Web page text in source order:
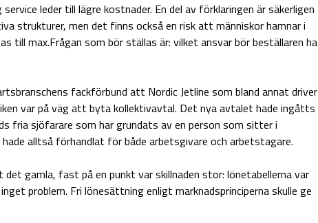
leder till lägre kostnader. En del av förklaringen är säkerligen
strukturer, men det finns också en risk att människor hamnar i
till max.Frågan som bör ställas är: vilket ansvar bör beställaren ha
fackförbund att Nordic Jetline som bland annat driver
var på väg att byta kollektivavtal. Det nya avtalet hade ingåtts
fria sjöfarare som har grundats av en person som sitter i
hade alltså förhandlat för både arbetsgivare och arbetstagare.
gamla, fast på en punkt var skillnaden stor: lönetabellerna var
problem. Fri lönesättning enligt marknadsprinciperna skulle ge